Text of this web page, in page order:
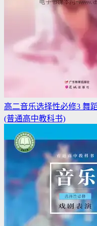
高二音乐选择性必修3 舞
(普通高中教科书)